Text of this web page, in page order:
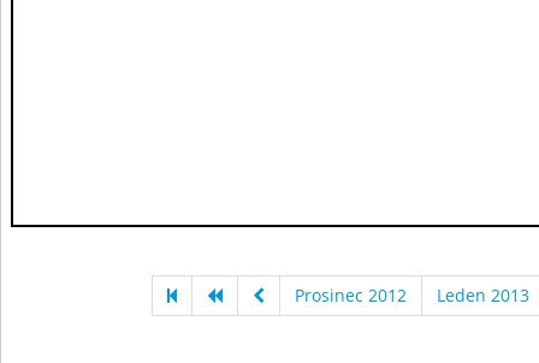
Prosinec 2012 Leden 2013